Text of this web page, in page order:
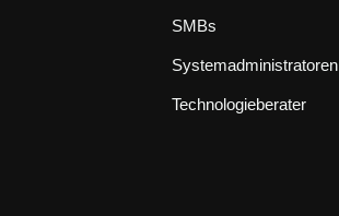
SMBs
Systemadministratoren
Technologieberater